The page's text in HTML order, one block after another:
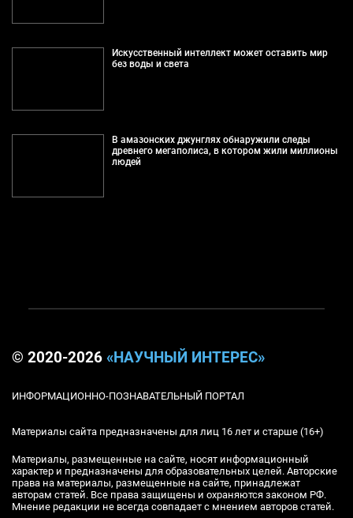
Искусственный интеллект может оставить мир
без воды и света
В амазонских джунглях обнаружили следы
древнего мегаполиса, в котором жили миллионы
людей
© 2020-2026 «НАУЧНЫЙ ИНТЕРЕС»
ИНФОРМАЦИОННО-ПОЗНАВАТЕЛЬНЫЙ ПОРТАЛ
Материалы сайта предназначены для лиц 16 лет и старше (16+)
Материалы, размещенные на сайте, носят информационный
характер и предназначены для образовательных целей. Авторские
права на материалы, размещенные на сайте, принадлежат
авторам статей. Все права защищены и охраняются законом РФ.
Мнение редакции не всегда совпадает с мнением авторов статей.